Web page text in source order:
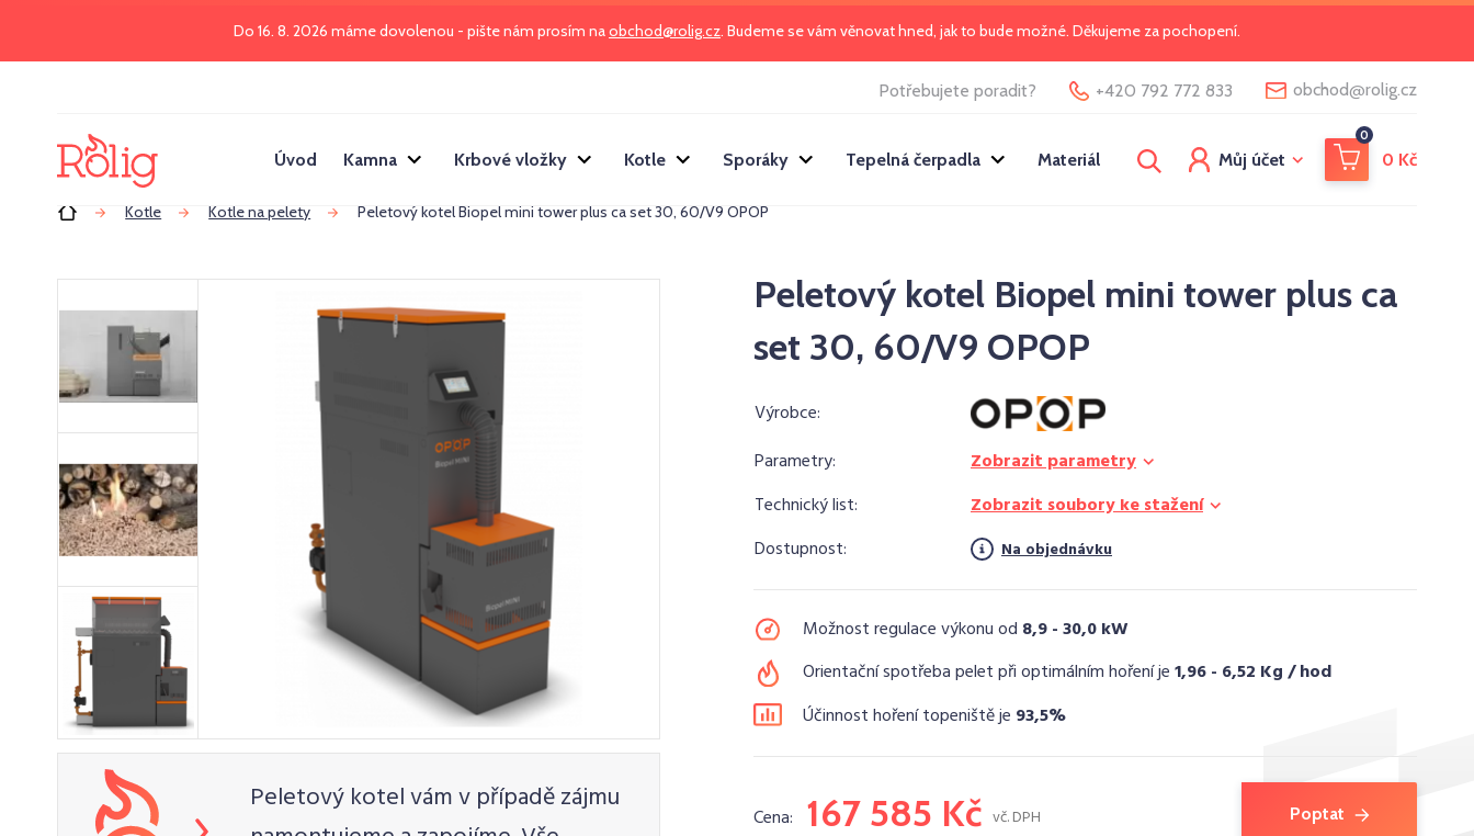
Do 16. 8. 2026 máme dovolenou - pište nám prosím naobchod@rolig.cz. Budeme se vám věnovat hned, jak to bude možné. Děkujeme za pochopení.
Potřebujete poradit? +420 792 772 833 obchod@rolig.cz
Úvod Kamna Krbové vložky Kotle Sporáky Tepelná čerpadla Materiál Můj účet
0
0 Kč
Úvod Kotle Kotle na pelety Peletový kotel Biopel mini tower plus ca set 30, 60/V9 OPOP
Peletový kotel vám v případě zájmu
Peletový kotel Biopel mini tower plus ca
set 30, 60/V9 OPOP
Výrobce:
Parametry:
Zobrazit parametry
Technický list:
Zobrazit soubory ke stažení
Dostupnost:
Na objednávku
Možnost regulace výkonu od 8,9 - 30,0 kW
Orientační spotřeba pelet při optimálním hoření je1,96 - 6,52 Kg / hod
Účinnost hoření topeniště je 93,5%
Cena: 167 585 Kč vč. DPH Poptat